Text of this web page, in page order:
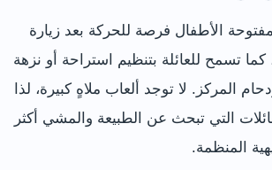
الأطفال فرصة للحركة بعد زيارة
كما تسمح للعائلة بتنظيم استراحة أو نزهة
المركز. لا توجد ألعاب ملاهٍ كبيرة، لذا
التي تبحث عن الطبيعة والمشي أكثر
المنظمة.